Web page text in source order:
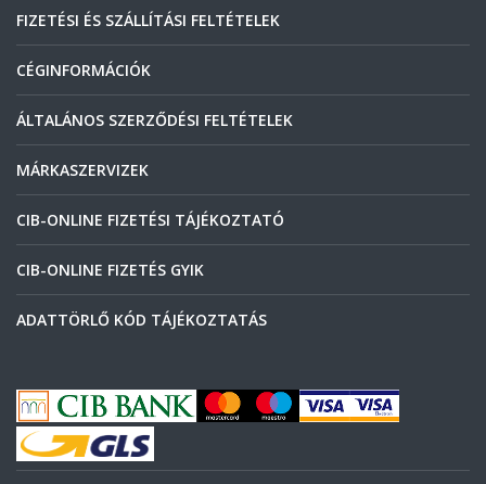
FIZETÉSI ÉS SZÁLLÍTÁSI FELTÉTELEK
CÉGINFORMÁCIÓK
ÁLTALÁNOS SZERZŐDÉSI FELTÉTELEK
MÁRKASZERVIZEK
CIB-ONLINE FIZETÉSI TÁJÉKOZTATÓ
CIB-ONLINE FIZETÉS GYIK
ADATTÖRLŐ KÓD TÁJÉKOZTATÁS